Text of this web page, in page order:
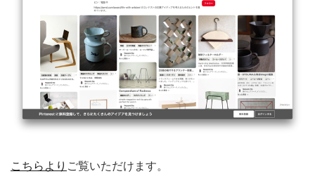
こちらよりご覧いただけます。